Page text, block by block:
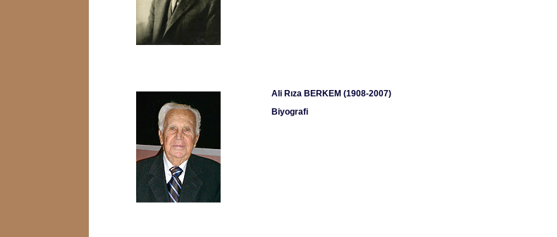
Ali Rıza BERKEM (1908-2007)
Biyografi